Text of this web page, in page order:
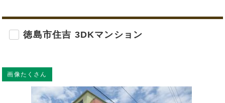
徳島市住吉 3DKマンション
画像たくさん